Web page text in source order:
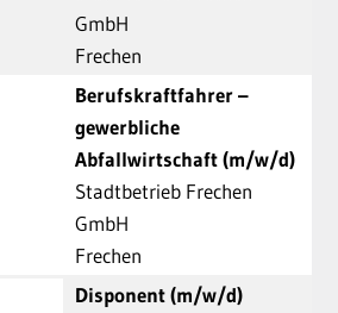
GmbH
Frechen
Berufskraftfahrer –
gewerbliche
Abfallwirtschaft (m/w/d)
Stadtbetrieb Frechen
GmbH
Frechen
Disponent (m/w/d)